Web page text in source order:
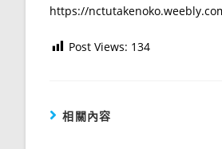
https://
Post Views: 134
相關內容